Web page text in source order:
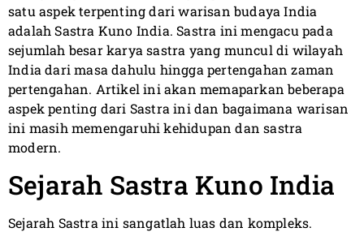
satu aspek terpenting dari warisan budaya India
adalah Sastra Kuno India. Sastra ini mengacu pada
sejumlah besar karya sastra yang muncul di wilayah
India dari masa dahulu hingga pertengahan zaman
pertengahan. Artikel ini akan memaparkan beberapa
aspek penting dari Sastra ini dan bagaimana warisan
ini masih memengaruhi kehidupan dan sastra
modern.
Sejarah Sastra Kuno India
Sejarah Sastra ini sangatlah luas dan kompleks.